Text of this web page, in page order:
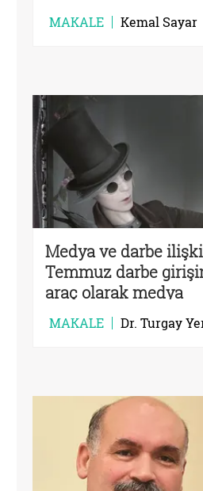
MAKALE Kemal Sayar
Medya ve darbe
Temmuz darbe
araç olarak medya
MAKALE Dr. Turgay